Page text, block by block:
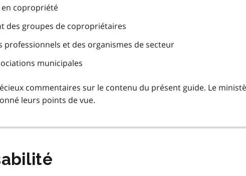
copropriété
des groupes de copropriétaires
professionnels et des organismes de secteur
municipales
commentaires sur le contenu du présent guide. Le
leurs points de vue.